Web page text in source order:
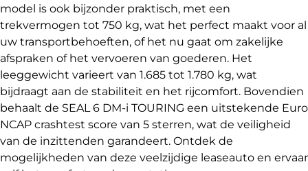
model is ook bijzonder praktisch, met een
trekvermogen tot 750 kg, wat het perfect maakt voor al
uw transportbehoeften, of het nu gaat om zakelijke
afspraken of het vervoeren van goederen. Het
leeggewicht varieert van 1.685 tot 1.780 kg, wat
bijdraagt aan de stabiliteit en het rijcomfort. Bovendien
behaalt de SEAL 6 DM-i TOURING een uitstekende Euro
NCAP crashtest score van 5 sterren, wat de veiligheid
van de inzittenden garandeert. Ontdek de
mogelijkheden van deze veelzijdige leaseauto en ervaar